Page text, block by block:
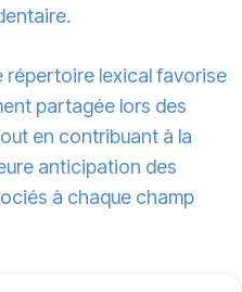
répertoire lexical favorise
partagée lors des
en contribuant à la
anticipation des
à chaque champ